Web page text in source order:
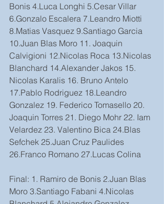
Bonis 4.Luca Longhi 5.Cesar Villar
6.Gonzalo Escalera 7.Leandro Miotti
8.Matias Vasquez 9.Santiago Garcia
10.Juan Blas Moro 11. Joaquin
Calvigioni 12.Nicolas Roca 13.Nicolas
Blanchard 14.Alexander Jakos 15.
Nicolas Karalis 16. Bruno Antelo
17.Pablo Rodriguez 18.Leandro
Gonzalez 19. Federico Tomasello 20.
Joaquin Torres 21. Diego Mohr 22. Iam
Velardez 23. Valentino Bica 24.Blas
Sefchek 25.Juan Cruz Paulides
26.Franco Romano 27.Lucas Colina
Final: 1. Ramiro de Bonis 2.Juan Blas
Moro 3.Santiago Fabani 4.Nicolas